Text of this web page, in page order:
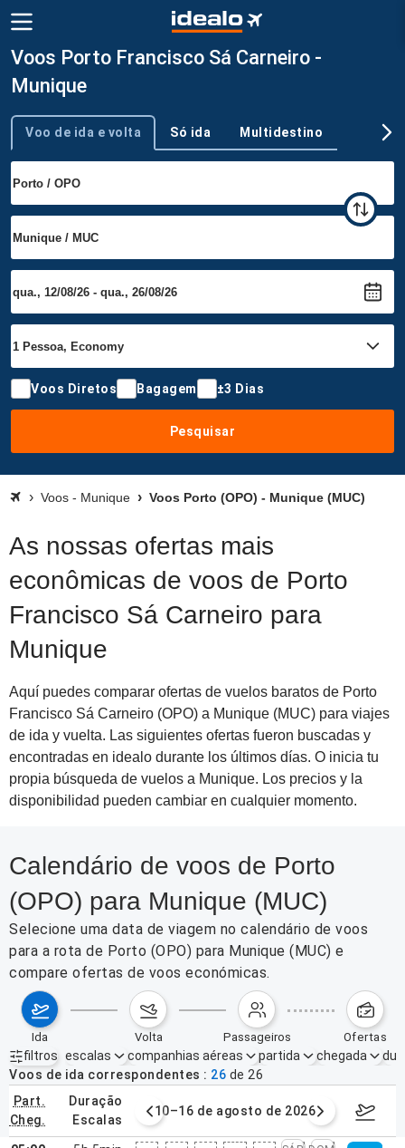
Voos Porto Francisco Sá Carneiro -
Munique
Tipo de viagem
Voo de ida e volta Só ida Multidestino
Voos Diretos Bagagem ±3 Dias
Pesquisar
Voos - Munique Voos Porto (OPO) - Munique (MUC)
As nossas ofertas mais
econômicas de voos de Porto
Francisco Sá Carneiro para
Munique
Aquí puedes comparar ofertas de vuelos baratos de Porto
Francisco Sá Carneiro (OPO) a Munique (MUC) para viajes
de ida y vuelta. Las siguientes ofertas fueron buscadas y
encontradas en idealo durante los últimos días. O inicia tu
propia búsqueda de vuelos a Munique. Los precios y la
disponibilidad pueden cambiar en cualquier momento.
Calendário de voos de Porto
(OPO) para Munique (MUC)
Selecione uma data de viagem no calendário de voos
para a rota de Porto (OPO) para Munique (MUC) e
compare ofertas de voos económicas.
ida volta passageiros ofertas
filtros
Filtros ativos nenhum
escalas companhias aéreas partida chegada
Voos de ida correspondentes
26 de 26
part.
cheg.
duração
escalas
agosto de 2026 10–16 de agosto de 2026 17–23